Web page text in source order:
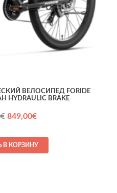
ВЕЛОСИПЕД FORIDE
HYDRAULIC BRAKE
€ Первоначальная
составляла
1 049,00€.
849,00€Текущая
849,00€.
В КОРЗИНУ